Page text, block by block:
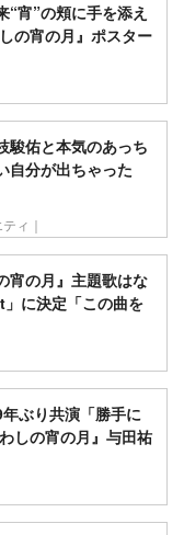
“宵”の頬に手を添え
の宵の月』ポスター
駿佑と本気のあっち
自分が出ちゃった
ィ｜
宵の月』主題歌はな
に決定「この曲を
ぶり共演「勝手に
しの宵の月』与田祐